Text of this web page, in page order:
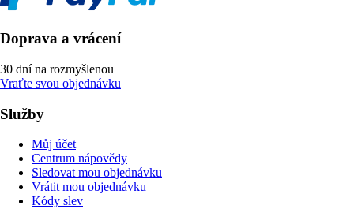
Doprava a vrácení
30 dní na rozmyšlenou
Vraťte svou objednávku
Služby
Můj účet
Centrum nápovědy
Sledovat mou objednávku
Vrátit mou objednávku
Kódy slev